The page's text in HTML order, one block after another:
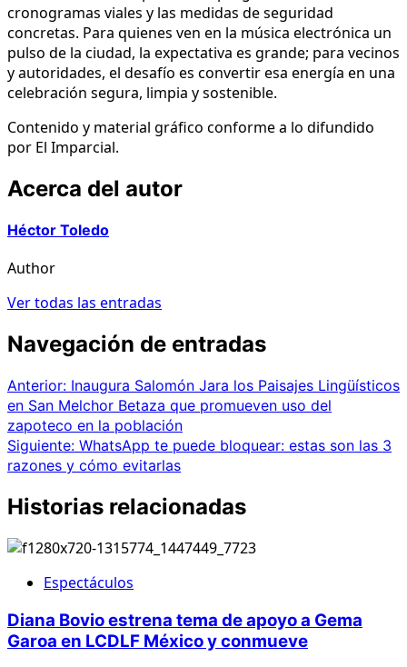
cronogramas viales y las medidas de seguridad
concretas. Para quienes ven en la música electrónica un
pulso de la ciudad, la expectativa es grande; para vecinos
y autoridades, el desafío es convertir esa energía en una
celebración segura, limpia y sostenible.
Contenido y material gráfico conforme a lo difundido
por El Imparcial.
Acerca del autor
Héctor Toledo
Author
Ver todas las entradas
Navegación de entradas
Anterior: Inaugura Salomón Jara los Paisajes Lingüísticos
en San Melchor Betaza que promueven uso del
zapoteco en la población
Siguiente: WhatsApp te puede bloquear: estas son las 3
razones y cómo evitarlas
Historias relacionadas
Espectáculos
Diana Bovio estrena tema de apoyo a Gema
Garoa en LCDLF México y conmueve